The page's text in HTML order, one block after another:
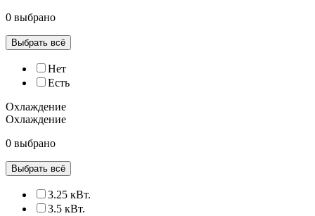
0 выбрано
Выбрать всё
Нет
Есть
Охлаждение
Охлаждение
0 выбрано
Выбрать всё
3.25 кВт.
3.5 кВт.